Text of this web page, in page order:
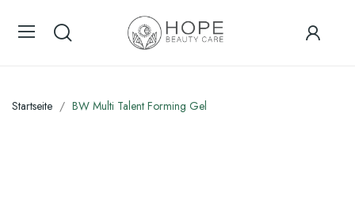
Startseite BW Multi Talent Forming Gel